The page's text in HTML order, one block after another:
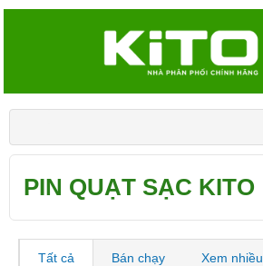
PIN QUẠT SẠC KITO
Tất cả Bán chạy Xem nhiều